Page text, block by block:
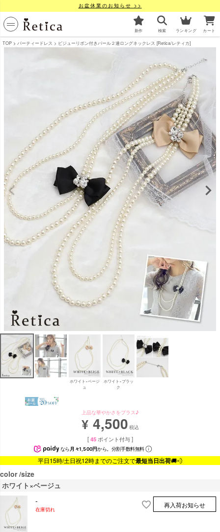
お盆休業のお知らせ >>
新作 検索 ランキング カート
TOP パーティードレス ビジューリボン付きパール２連ロングネックレス [Retica/レティカ]
ホワイト×ベージ
ュ
ホワイト×ブラッ
ク
上品な華やかさをプラス♪
¥ 4,500 税込
[ 45 ポイント付与 ]
なら 月々1,500円から。分割手数料無料
平日15時/土日祝12時までのご注文で最短当日出荷🚚💨
color size
ホワイト×ベージュ
-
在庫切れ
再入荷お知らせ